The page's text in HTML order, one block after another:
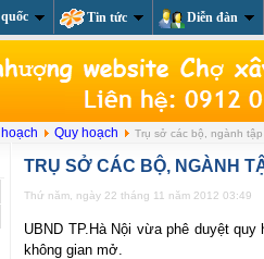
Tin tức Diễn đàn
Quy hoạch Trụ sở các bộ, ngành
TRỤ SỞ CÁC BỘ, NGÀNH
Thứ năm, ngày 22 tháng 11 năm 2012 03:49
UBND TP.Hà Nội vừa phê duyệt
không gian mở.